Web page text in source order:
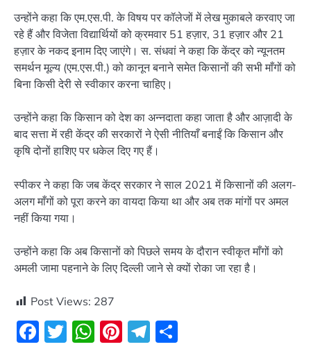
उन्होंने कहा कि एम.एस.पी. के विषय पर कॉलेजों में लेख मुकाबले करवाए जा
रहे हैं और विजेता विद्यार्थियों को क्रमवार 51 हज़ार, 31 हज़ार और 21
हज़ार के नकद इनाम दिए जाएंगे। स. संधवां ने कहा कि केंद्र को न्यूनतम
समर्थन मूल्य (एम.एस.पी.) को कानून बनाने समेत किसानों की सभी माँगों को
बिना किसी देरी से स्वीकार करना चाहिए।
उन्होंने कहा कि किसान को देश का अन्नदाता कहा जाता है और आज़ादी के
बाद सत्ता में रही केंद्र की सरकारों ने ऐसी नीतियाँ बनाईं कि किसान और
कृषि दोनों हाशिए पर धकेल दिए गए हैं।
स्पीकर ने कहा कि जब केंद्र सरकार ने साल 2021 में किसानों की अलग-
अलग माँगों को पूरा करने का वायदा किया था और अब तक मांगों पर अमल
नहीं किया गया।
उन्होंने कहा कि अब किसानों को पिछले समय के दौरान स्वीकृत माँगों को
अमली जामा पहनाने के लिए दिल्ली जाने से क्यों रोका जा रहा है।
Post Views: 287
Facebook
Twitter
WhatsApp
Pinterest
Telegram